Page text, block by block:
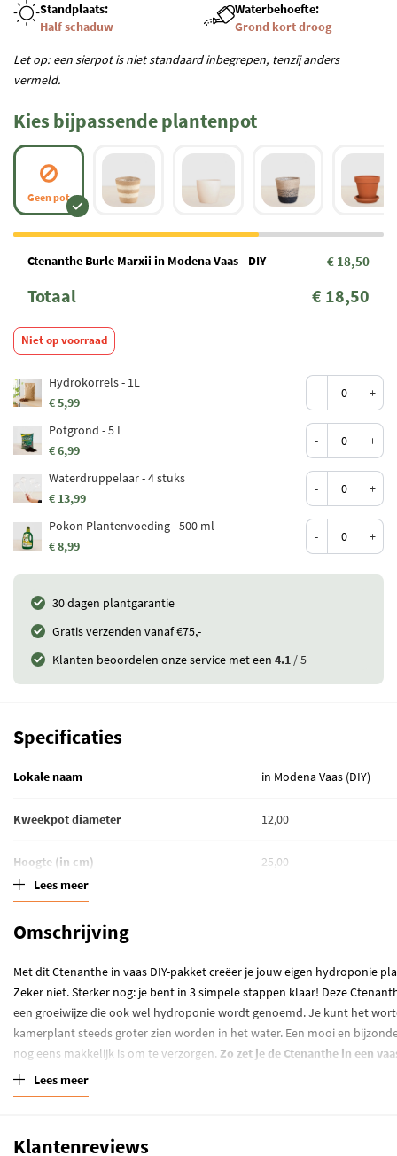
Standplaats:
Half schaduw
Waterbehoefte:
Grond kort droog
Let op: een sierpot is niet standaard inbegrepen, tenzij anders
vermeld.
Kies bijpassende plantenpot
Geen pot
Ctenanthe Burle Marxii in Modena Vaas - DIY € 18,50
Totaal € 18,50
Niet op voorraad
Hydrokorrels - 1L
€ 5,99
- +
Potgrond - 5 L
€ 6,99
- +
Waterdruppelaar - 4 stuks
€ 13,99
- +
Pokon Plantenvoeding - 500 ml
€ 8,99
- +
30 dagen plantgarantie
Gratis verzenden vanaf €75,-
Klanten beoordelen onze service met een4.1 / 5
Omschrijving
Met dit Ctenanthe in vaas DIY-pakket creëer je jouw eigen hydroponie
Zeker niet. Sterker nog: je bent in 3 simpele stappen klaar! Deze
een groeiwijze die ook wel hydroponie wordt genoemd. Je kunt het
kamerplant steeds groter zien worden in het water. Een mooi en
nog eens makkelijk is om te verzorgen. Zo zet je de Ctenanthe in een
voorbeeldvideo hiernaast):
potgrond weg van de wortels. Doe dit voorzichtig, om de wortels
Lees meer
Specificaties
Lokale naam in Modena Vaas (DIY)
Kweekpot diameter 12,00
Hoogte (in cm) 25,00
Standplaats
Waterbehoefte
Winterhardheid Kamerplant
Lees meer
Klantenreviews